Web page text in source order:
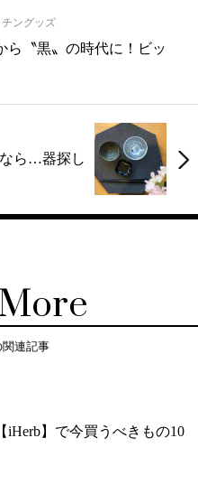
チングッズ
ら〝黒〟の時代に！ビッ
ら…器探し
連記事
iHerb】で今買うべきもの10